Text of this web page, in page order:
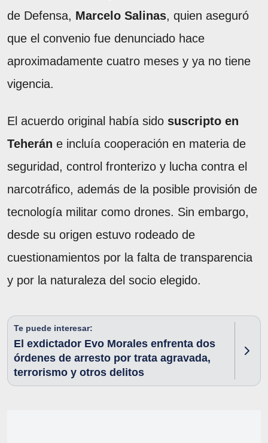
de Defensa, Marcelo Salinas, quien aseguró
que el convenio fue denunciado hace
aproximadamente cuatro meses y ya no tiene
vigencia.
El acuerdo original había sido suscripto en
Teherán e incluía cooperación en materia de
seguridad, control fronterizo y lucha contra el
narcotráfico, además de la posible provisión de
tecnología militar como drones. Sin embargo,
desde su origen estuvo rodeado de
cuestionamientos por la falta de transparencia
y por la naturaleza del socio elegido.
Te puede interesar:
El exdictador Evo Morales enfrenta dos
órdenes de arresto por trata agravada,
terrorismo y otros delitos